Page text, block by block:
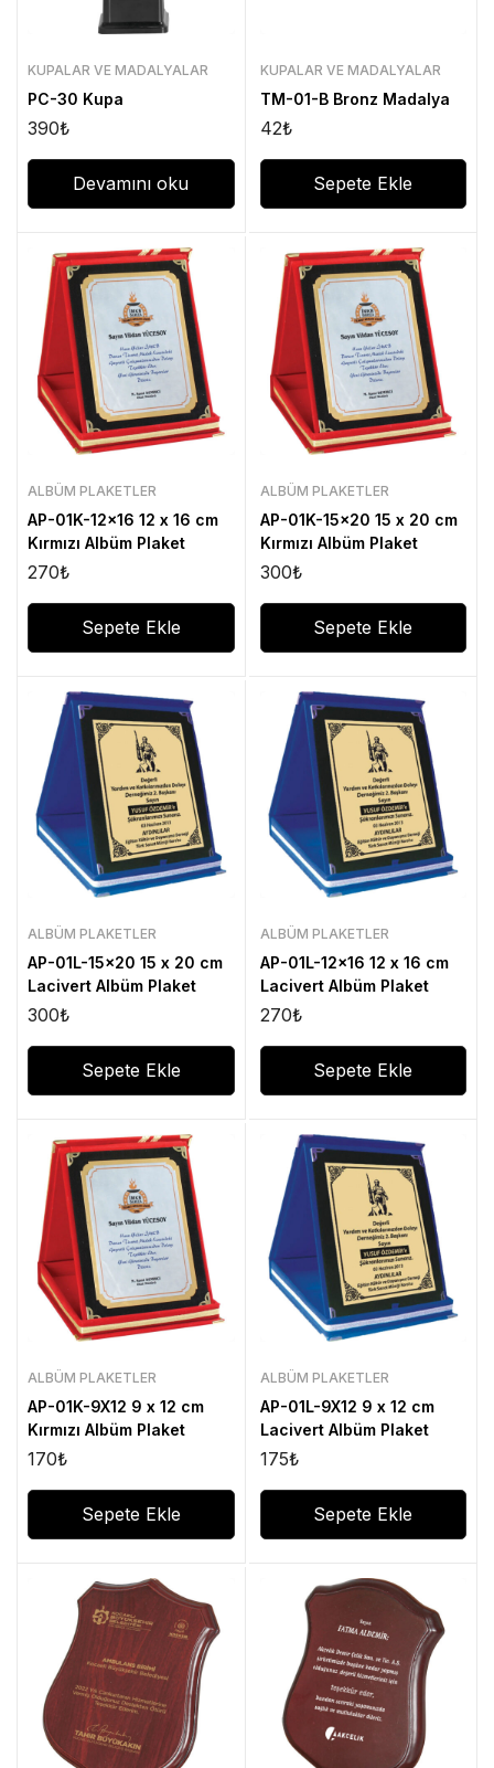
KUPALAR VE MADALYALAR
PC-30 Kupa
390₺
Devamını oku
KUPALAR VE MADALYALAR
TM-01-B Bronz Madalya
42₺
Sepete Ekle
ALBÜM PLAKETLER
AP-01K-12×16 12 x 16 cm
Kırmızı Albüm Plaket
270₺
Sepete Ekle
ALBÜM PLAKETLER
AP-01K-15×20 15 x 20 cm
Kırmızı Albüm Plaket
300₺
Sepete Ekle
ALBÜM PLAKETLER
AP-01L-15×20 15 x 20 cm
Lacivert Albüm Plaket
300₺
Sepete Ekle
ALBÜM PLAKETLER
AP-01L-12×16 12 x 16 cm
Lacivert Albüm Plaket
270₺
Sepete Ekle
ALBÜM PLAKETLER
AP-01K-9X12 9 x 12 cm
Kırmızı Albüm Plaket
170₺
Sepete Ekle
ALBÜM PLAKETLER
AP-01L-9X12 9 x 12 cm
Lacivert Albüm Plaket
175₺
Sepete Ekle